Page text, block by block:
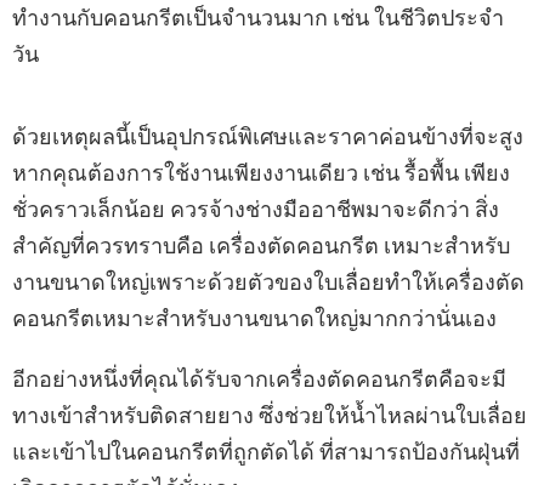
ทำงานกับคอนกรีตเป็นจำนวนมาก เช่น ในชีวิตประจำ
วัน
ด้วยเหตุผลนี้เป็นอุปกรณ์พิเศษและราคาค่อนข้างที่จะสูง
หากคุณต้องการใช้งานเพียงงานเดียว เช่น รื้อพื้น เพียง
ชั่วคราวเล็กน้อย ควรจ้างช่างมืออาชีพมาจะดีกว่า สิ่ง
สำคัญที่ควรทราบคือ เครื่องตัดคอนกรีต เหมาะสำหรับ
งานขนาดใหญ่เพราะด้วยตัวของใบเลื่อยทำให้เครื่องตัด
คอนกรีตเหมาะสำหรับงานขนาดใหญ่มากกว่านั่นเอง
อีกอย่างหนึ่งที่คุณได้รับจากเครื่องตัดคอนกรีตคือจะมี
ทางเข้าสำหรับติดสายยาง ซึ่งช่วยให้น้ำไหลผ่านใบเลื่อย
และเข้าไปในคอนกรีตที่ถูกตัดได้ ที่สามารถป้องกันฝุ่นที่